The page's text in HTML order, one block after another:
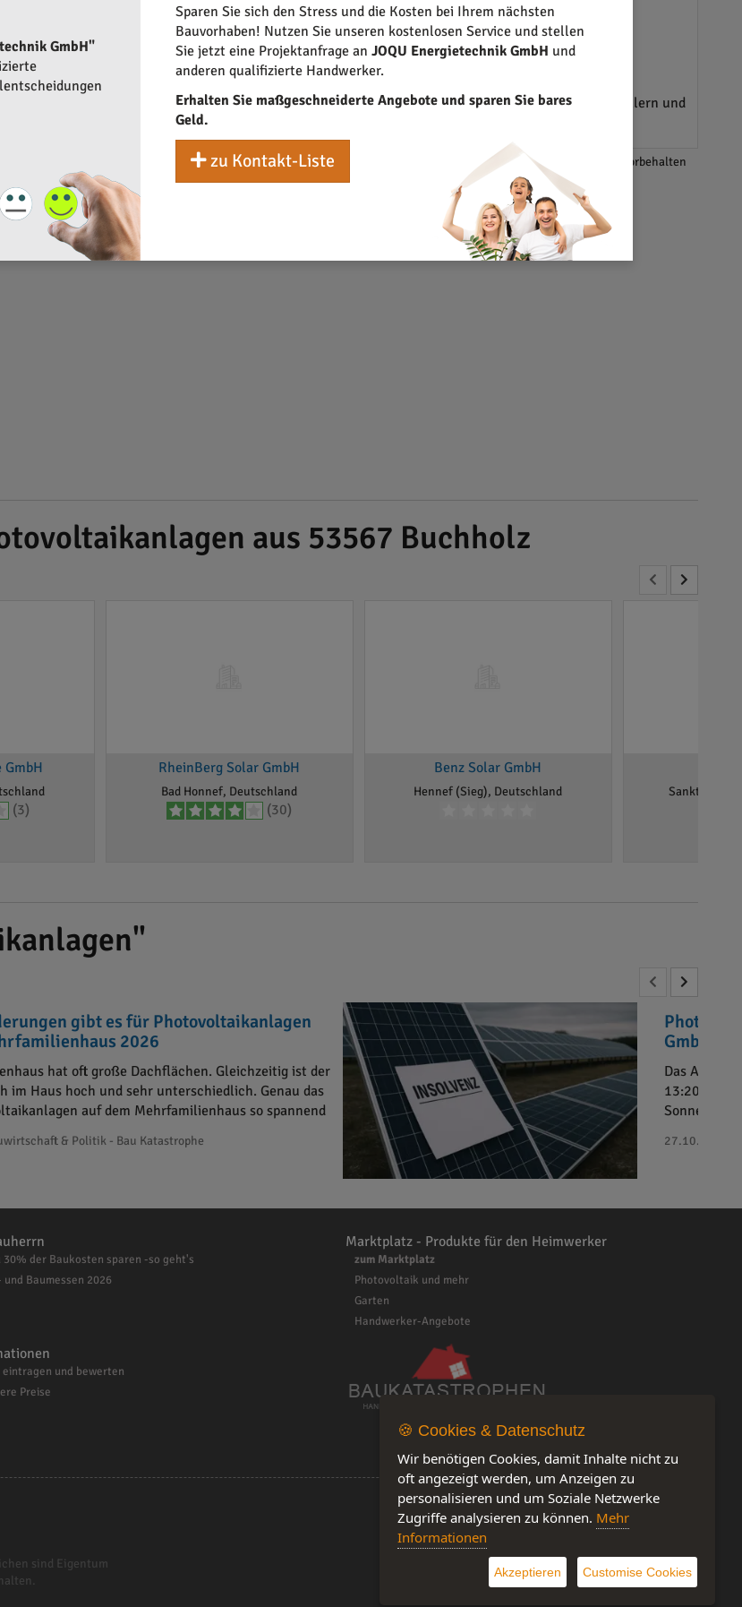
GmbH auf bewährte Komponenten in ihren Projekten. Dies garantiert nicht nur die
Betrieb. Wechselrichter, Speicher und andere Komponenten stammen von anerkannten Herstellern und
*Änderungen und Irrtümer vorbehalten
aus 53567 Buchholz
(3)
RheinBerg Solar GmbH
Bad Honnef, Deutschland
(30)
Benz Solar GmbH
Hennef (Sieg), Deutschland Sankt
gibt es für Photovoltaikanlagen
2026
hat oft große Dachflächen. Gleichzeitig ist der
im Haus hoch und sehr unterschiedlich. Genau das
auf dem Mehrfamilienhaus so spannend
& Politik - Bau Katastrophe
GmbH“
Das
13:20 Uhr
27.10.2025 -
GmbH"
Sparen Sie sich den Stress und die Kosten bei Ihrem nächsten
Bauvorhaben! Nutzen Sie unseren kostenlosen Service und stellen
Sie jetzt eine Projektanfrage an JOQU Energietechnik GmbH und
anderen qualifizierte Handwerker.
Erhalten Sie maßgeschneiderte Angebote und sparen Sie bares
Geld.
zu Kontakt-Liste
30% der Baukosten sparen -so geht's
und Baumessen 2026
Marktplatz - Produkte für den Heimwerker
zum Marktplatz
Photovoltaik und mehr
Garten
Handwerker-Angebote
eintragen und bewerten
Preise
sind Eigentum
🍪 Cookies & Datenschutz
Wir benötigen Cookies, damit Inhalte nicht zu
oft angezeigt werden, um Anzeigen zu
personalisieren und um Soziale Netzwerke
Zugriffe analysieren zu können. Mehr
Informationen
Akzeptieren Customise Cookies